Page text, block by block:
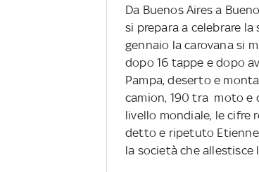
Da Buenos Aires a
si prepara a celebrare
gennaio la carovana si
dopo 16 tappe e dopo
Pampa, deserto e
camion, 190 tra moto e
livello mondiale, le
detto e ripetuto Etienne
la società che allestisce